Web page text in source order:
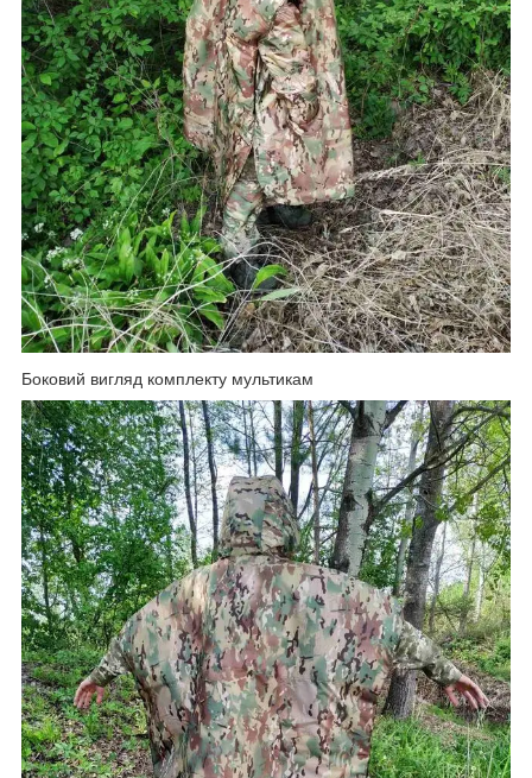
Боковий вигляд комплекту мультикам